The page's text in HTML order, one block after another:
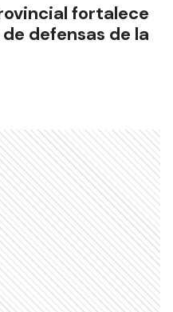
fortalece
defensas de la